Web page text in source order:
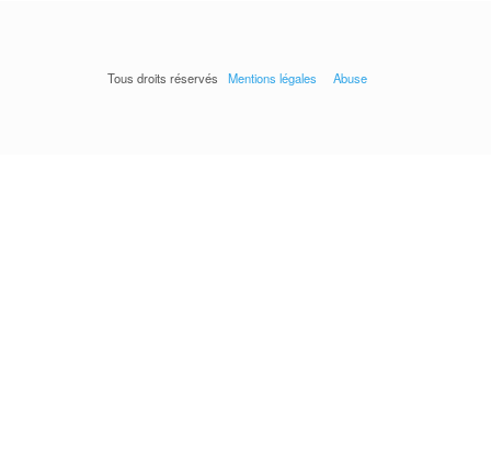
Tous droits réservés Mentions légales Abuse